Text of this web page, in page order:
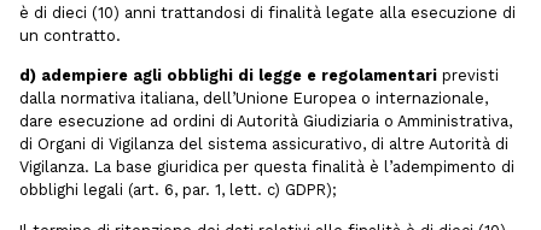
è di dieci (10) anni trattandosi di finalità legate alla esecuzione di
un contratto.
d) adempiere agli obblighi di legge e regolamentari previsti
dalla normativa italiana, dell’Unione Europea o internazionale,
dare esecuzione ad ordini di Autorità Giudiziaria o Amministrativa,
di Organi di Vigilanza del sistema assicurativo, di altre Autorità di
Vigilanza. La base giuridica per questa finalità è l’adempimento di
obblighi legali (art. 6, par. 1, lett. c) GDPR);